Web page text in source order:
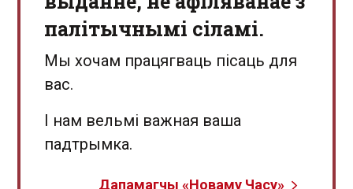
палітычнымі сіламі.
Мы хочам працягваць пісаць для
вас.
І нам вельмі важная ваша
падтрымка.
Дапамагчы «Новаму Часу»